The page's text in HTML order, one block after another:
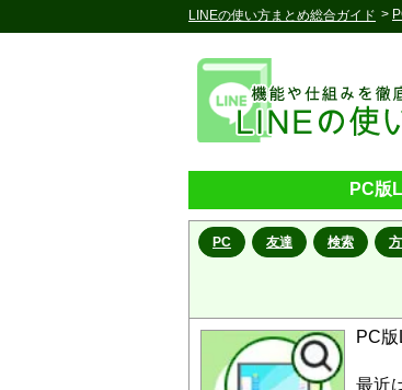
LINEの使い方まとめ総合ガイド >
PC版
PC 友達 検索
PC
最近